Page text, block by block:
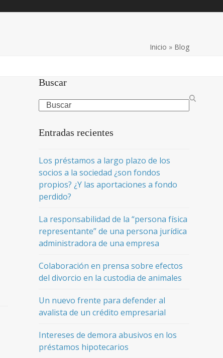
Inicio » Blog
Buscar
Search
Entradas recientes
Los préstamos a largo plazo de los
socios a la sociedad ¿son fondos
propios? ¿Y las aportaciones a fondo
perdido?
La responsabilidad de la “persona física
representante” de una persona jurídica
administradora de una empresa
Colaboración en prensa sobre efectos
del divorcio en la custodia de animales
Un nuevo frente para defender al
avalista de un crédito empresarial
Intereses de demora abusivos en los
préstamos hipotecarios